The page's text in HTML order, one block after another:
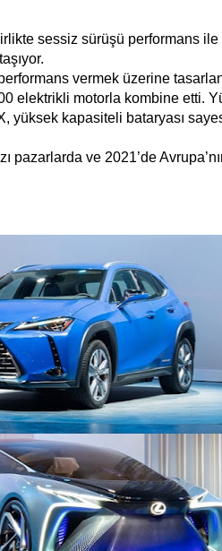
sessiz sürüşü performans
vermek üzerine
elektrikli motorla kombine etti.
yüksek kapasiteli bataryası
pazarlarda ve 2021’de